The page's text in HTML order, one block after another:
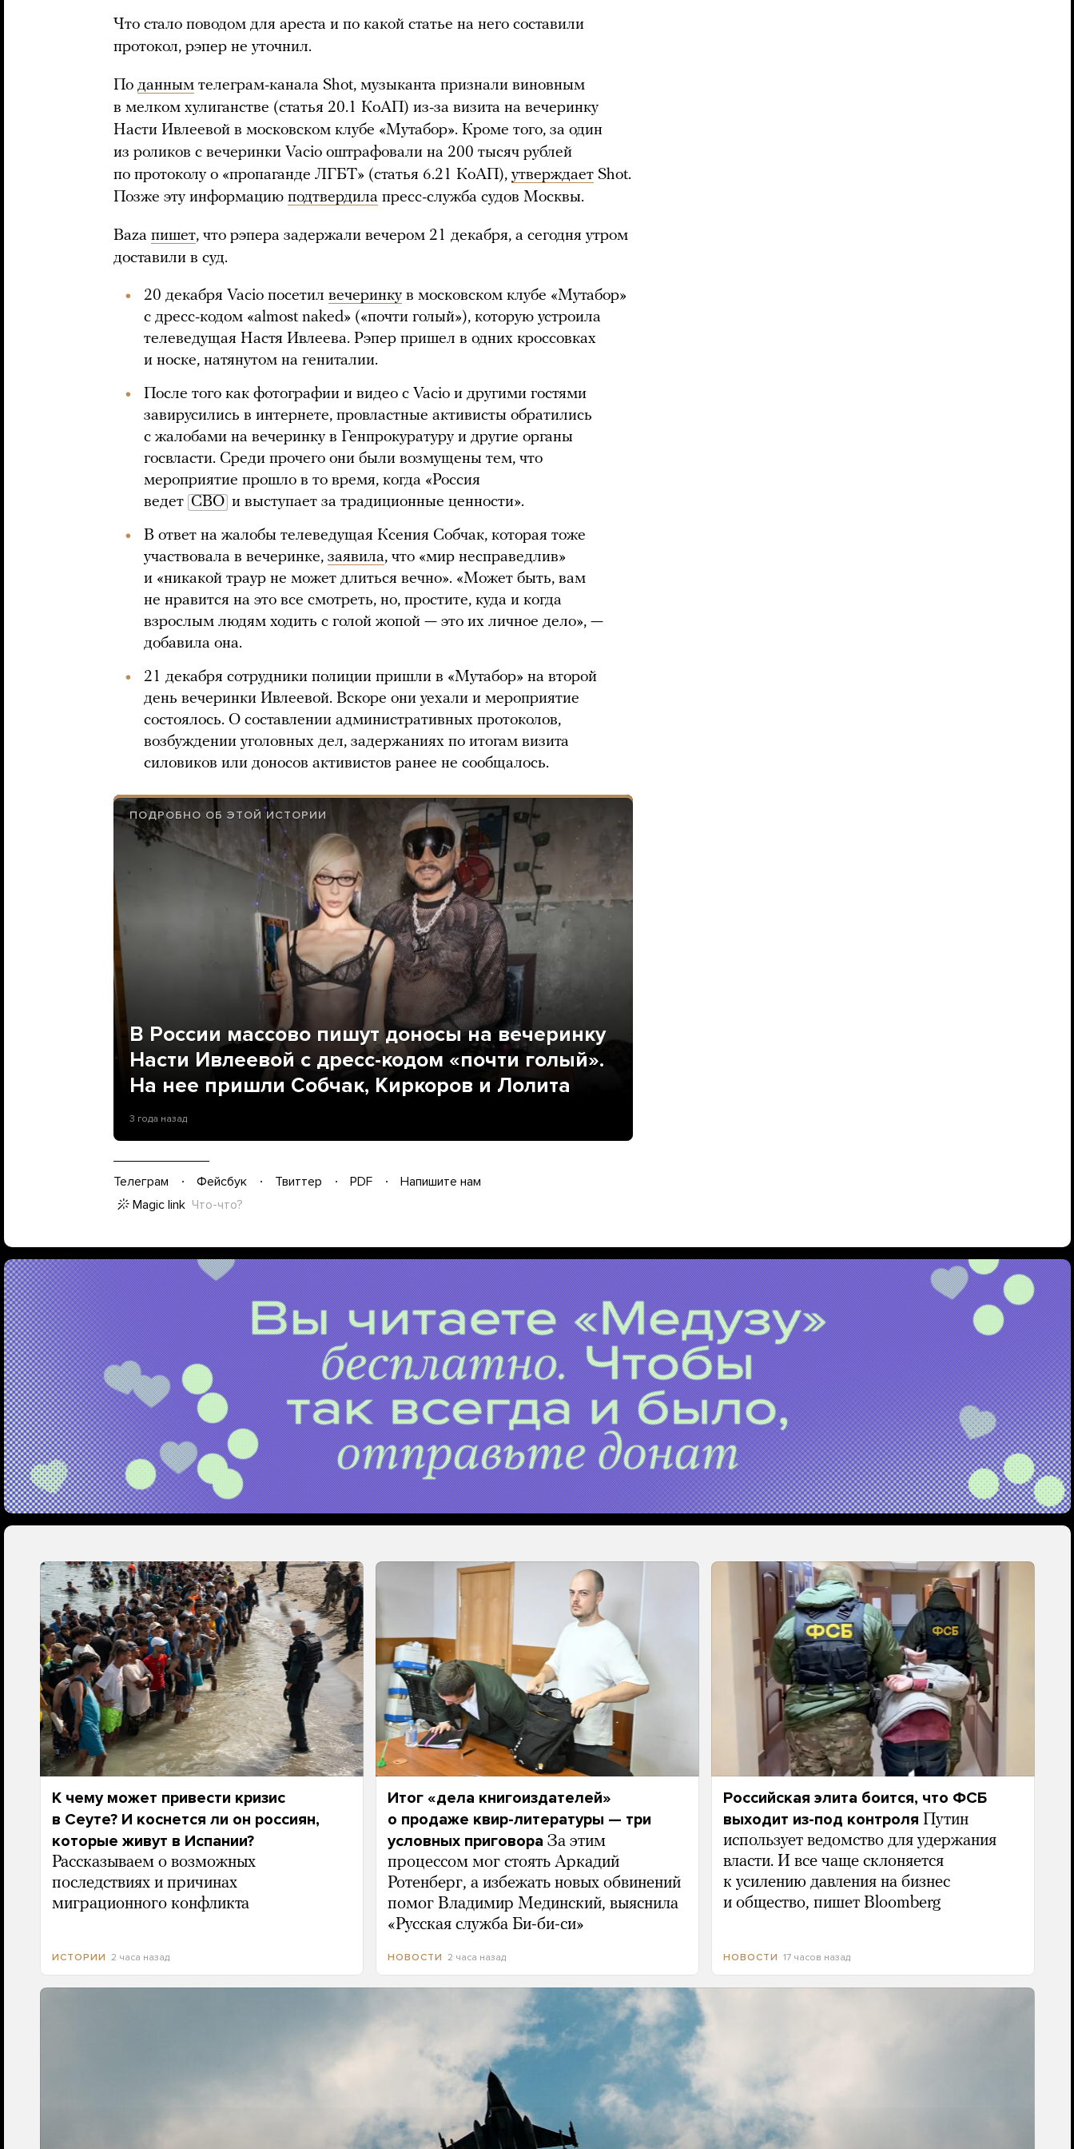
Что стало поводом для ареста и по какой статье на него составили
протокол, рэпер не уточнил.
По данным телеграм-канала Shot, музыканта признали виновным
в мелком хулиганстве (статья 20.1 КоАП) из-за визита на вечеринку
Насти Ивлеевой в московском клубе «Мутабор». Кроме того, за один
из роликов с вечеринки Vacio оштрафовали на 200 тысяч рублей
по протоколу о «пропаганде ЛГБТ» (статья 6.21 КоАП), утверждает Shot.
Позже эту информацию подтвердила пресс-служба судов Москвы.
Baza пишет, что рэпера задержали вечером 21 декабря, а сегодня утром
доставили в суд.
20 декабря Vacio посетил вечеринкув московском клубе «Мутабор»
с дресс-кодом «almost naked» («почти голый»), которую устроила
телеведущая Настя Ивлеева. Рэпер пришел в одних кроссовках
и носке, натянутом на гениталии.
После того как фотографии и видео с Vacio и другими гостями
завирусились в интернете, провластные активисты обратились
с жалобами на вечеринку в Генпрокуратуру и другие органы
госвласти. Среди прочего они были возмущены тем, что
мероприятие прошло в то время, когда «Россия
ведет СВО и выступает за традиционные ценности».
В ответ на жалобы телеведущая Ксения Собчак, которая тоже
участвовала в вечеринке, заявила, что «мир несправедлив»
и «никакой траур не может длиться вечно». «Может быть, вам
не нравится на это все смотреть, но, простите, куда и когда
взрослым людям ходить с голой жопой — это их личное дело», —
добавила она.
21 декабря сотрудники полиции пришли в «Мутабор» на второй
день вечеринки Ивлеевой. Вскоре они уехали и мероприятие
состоялось. О составлении административных протоколов,
возбуждении уголовных дел, задержаниях по итогам визита
силовиков или доносов активистов ранее не сообщалось.
ПОДРОБНО ОБ ЭТОЙ ИСТОРИИ
В России массово пишут доносы на вечеринку
Насти Ивлеевой с дресс-кодом «почти голый».
На нее пришли Собчак, Киркоров и Лолита
3 года назад
Телеграм Фейсбук Твиттер PDF
Напишите нам
Magic link Что-что?
К чему может привести кризис
в Сеуте? И коснется ли он россиян,
которые живут в Испании?
Рассказываем о возможных
последствиях и причинах
миграционного конфликта
ИСТОРИИ 2 часа назад
Итог «дела книгоиздателей»
о продаже квир-литературы — три
условных приговора За этим
процессом мог стоять Аркадий
Ротенберг, а избежать новых обвинений
помог Владимир Мединский, выяснила
«Русская служба Би-би-си»
НОВОСТИ 2 часа назад
Российская элита боится, что ФСБ
выходит из-под контроля Путин
использует ведомство для удержания
власти. И все чаще склоняется
к усилению давления на бизнес
и общество, пишет Bloomberg
НОВОСТИ 17 часов назад